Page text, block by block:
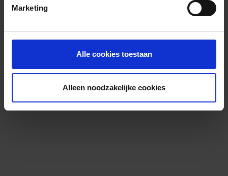
Marketing
Alle cookies toestaan
Alleen noodzakelijke cookies